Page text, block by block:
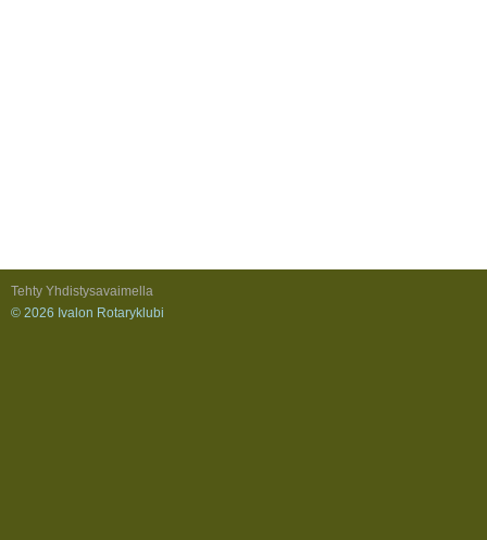
Tehty Yhdistysavaimella
© 2026 Ivalon Rotaryklubi